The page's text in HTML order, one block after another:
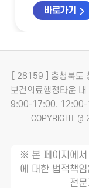
바로가기
[ 28159 ] 충청북도
보건의료행정타운 내
9:00-17:00, 12:00-
COPYRIGHT @
※ 본 페이지에서
에 대한 법적책
전